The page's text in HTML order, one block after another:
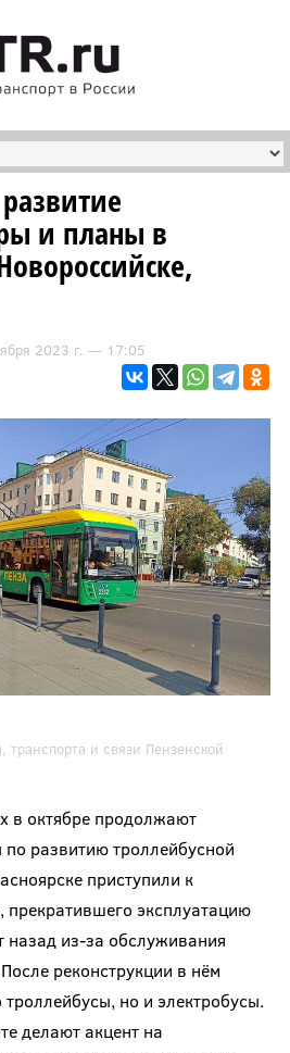
и планы в
2023 г. — 17:05
и связи Пензенской
в октябре продолжают
развитию троллейбусной
приступили к
прекратившего эксплуатацию
назад из-за обслуживания
реконструкции в нём
троллейбусы, но и электробусы.
делают акцент на